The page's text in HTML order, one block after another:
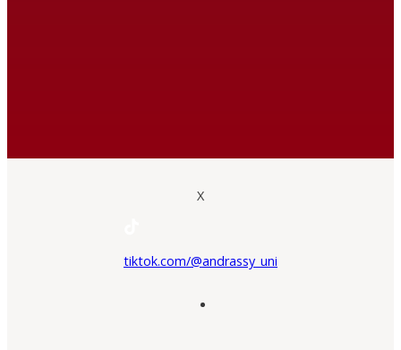
X
tiktok.com/@andrassy_uni